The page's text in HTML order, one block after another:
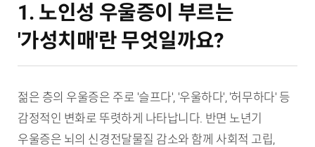
1. 노인성 우울증이 부르는
'가성치매'란 무엇일까요?
젊은 층의 우울증은 주로 '슬프다', '우울하다', '허무하다' 등
감정적인 변화로 뚜렷하게 나타납니다. 반면 노년기
우울증은 뇌의 신경전달물질 감소와 함께 사회적 고립,